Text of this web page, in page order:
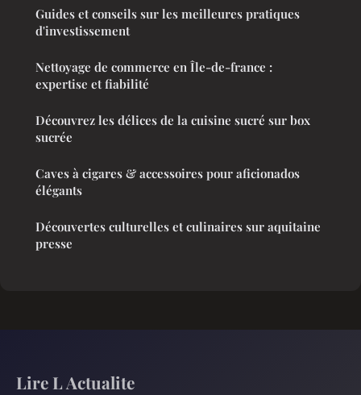
Guides et conseils sur les meilleures pratiques
d'investissement
Nettoyage de commerce en Île-de-france :
expertise et fiabilité
Découvrez les délices de la cuisine sucré sur box
sucrée
Caves à cigares & accessoires pour aficionados
élégants
Découvertes culturelles et culinaires sur aquitaine
presse
Lire L Actualite